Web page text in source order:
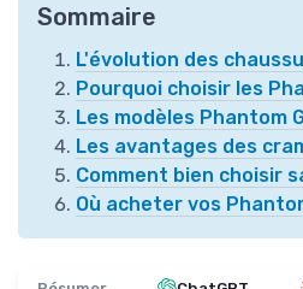
Sommaire
L'évolution des
Pourquoi choisir les
Les modèles Phantom
Les avantages des
Comment bien choisir
Où acheter vos